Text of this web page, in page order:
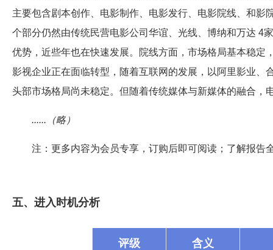
主要包含剧本创作、电影制作、电影发行、电影院线、和
个部分仍然由传统民营电影公司华谊、光线、博纳和万达 4
优势，近些年也在快速发展。院线方面，市场格局基本稳
影视企业正在面临转型，随着互联网的发展，以阿里影业
头部市场格局尚未稳定。但随着传统媒体与新媒体的融合，
......（略）
注：更多内容为会员专享，订购后即可阅读；了解报告
五、进入时机分析
评级 含义